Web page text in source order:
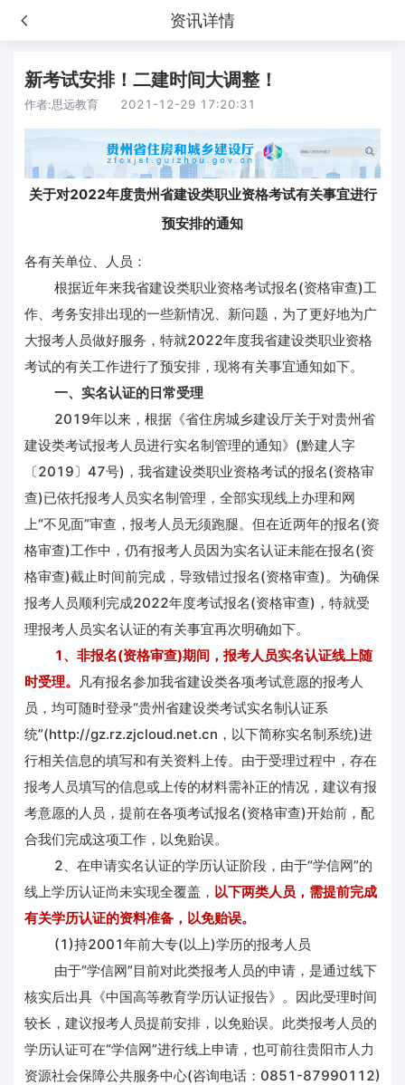
资讯详情
新考试安排！二建时间大调整！
作者:思远教育 2021-12-29 17:20:31
关于对2022年度贵州省建设类职业资格考试有关事宜进行
预安排的通知
各有关单位、人员：
根据近年来我省建设类职业资格考试报名(资格审查)工
作、考务安排出现的一些新情况、新问题，为了更好地为广
大报考人员做好服务，特就2022年度我省建设类职业资格
考试的有关工作进行了预安排，现将有关事宜通知如下。
一、实名认证的日常受理
2019年以来，根据《省住房城乡建设厅关于对贵州省
建设类考试报考人员进行实名制管理的通知》(黔建人字
〔2019〕47号)，我省建设类职业资格考试的报名(资格审
查)已依托报考人员实名制管理，全部实现线上办理和网
上“不见面”审查，报考人员无须跑腿。但在近两年的报名(资
格审查)工作中，仍有报考人员因为实名认证未能在报名(资
格审查)截止时间前完成，导致错过报名(资格审查)。为确保
报考人员顺利完成2022年度考试报名(资格审查)，特就受
理报考人员实名认证的有关事宜再次明确如下。
1、非报名(资格审查)期间，报考人员实名认证线上随
时受理。
凡有报名参加我省建设类各项考试意愿的报考人
员，均可随时登录“贵州省建设类考试实名制认证系
统”(http://gz.rz.zjcloud.net.cn，以下简称实名制系统)进
行相关信息的填写和有关资料上传。由于受理过程中，存在
报考人员填写的信息或上传的材料需补正的情况，建议有报
考意愿的人员，提前在各项考试报名(资格审查)开始前，配
合我们完成这项工作，以免贻误。
2、在申请实名认证的学历认证阶段，由于“学信网”的
线上学历认证尚未实现全覆盖， 以下两类人员，需提前完成
有关学历认证的资料准备，以免贻误。
(1)持2001年前大专(以上)学历的报考人员
由于“学信网”目前对此类报考人员的申请，是通过线下
核实后出具《中国高等教育学历认证报告》。因此受理时间
较长，建议报考人员提前安排，以免贻误。此类报考人员的
学历认证可在“学信网”进行线上申请，也可前往贵阳市人力
资源社会保障公共服务中心(咨询电话：0851-87990112)